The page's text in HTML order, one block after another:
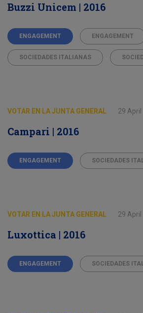
Buzzi Unicem | 2016
ENGAGEMENT ENGAGEMENT
SOCIEDADES ITALIANAS
VOTAR EN LA JUNTA GENERAL 29 April
Campari | 2016
ENGAGEMENT SOCIEDADES
VOTAR EN LA JUNTA GENERAL 29 April
Luxottica | 2016
ENGAGEMENT SOCIEDADES